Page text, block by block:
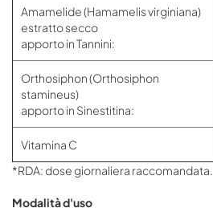
Amamelide (Hamamelis virginiana)
estratto secco
apporto in Tannini:
Orthosiphon (Orthosiphon
stamineus)
apporto in Sinestitina:
Vitamina C
*RDA: dose giornaliera raccomandata.
Modalità d'uso